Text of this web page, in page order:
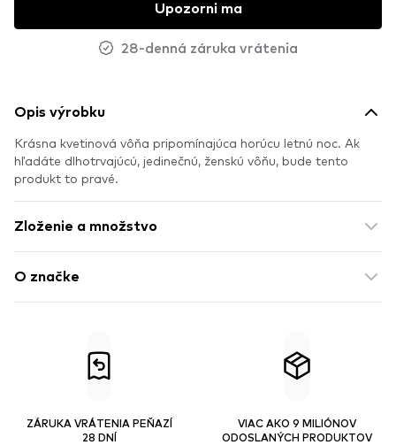
Upozorni ma
28-denná záruka vrátenia
Opis výrobku
Krásna kvetinová vôňa pripomínajúca horúcu letnú noc. Ak
hľadáte dlhotrvajúcú, jedinečnú, ženskú vôňu, bude tento
produkt to pravé.
Zloženie a množstvo
O značke
ZÁRUKA VRÁTENIA PEŇAZÍ
28 DNÍ
VIAC AKO 9 MILIÓNOV
ODOSLANÝCH PRODUKTOV